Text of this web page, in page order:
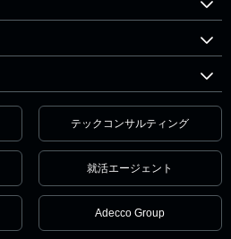
テックコンサルティング
就活エージェント
Adecco Group